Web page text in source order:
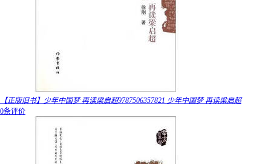
【正版旧书】少年中国梦 再读梁启超9787506357821 少年中国梦 再读梁启超
0条评价